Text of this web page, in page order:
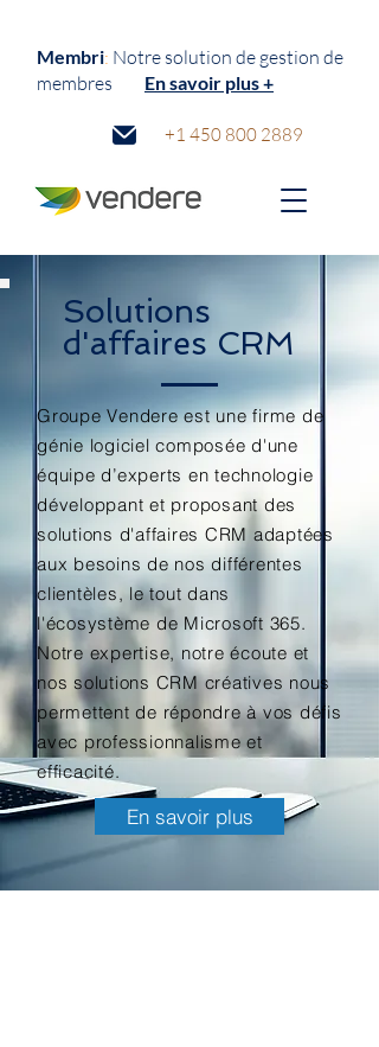
Membri: Notre solution de gestion de
membres En savoir plus +
+1 450 800 2889
Solutions
d'affaires CRM
Groupe Vendere est une firme de
génie logiciel composée d'une
équipe d’experts en technologie
développant et proposant des
solutions d'affaires CRM adaptées
aux besoins de nos différentes
clientèles, le tout dans
l'écosystème de Microsoft 365.
Notre expertise, notre écoute et
nos solutions CRM créatives nous
permettent de répondre à vos défis
avec professionnalisme et
efficacité.
En savoir plus